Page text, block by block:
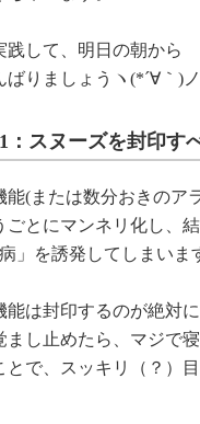
践して、明日の朝から
ばりましょうヽ(*´∀｀)ノ
：スヌーズを封印す
能(または数分おきのア
ごとにマンネリ化し、
病」を誘発してしまいま
能は封印するのが絶対
まし止めたら、マジで
とで、スッキリ（？）